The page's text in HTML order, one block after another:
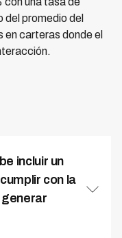
promedio del
en carteras donde el
incluir un
con la
generar